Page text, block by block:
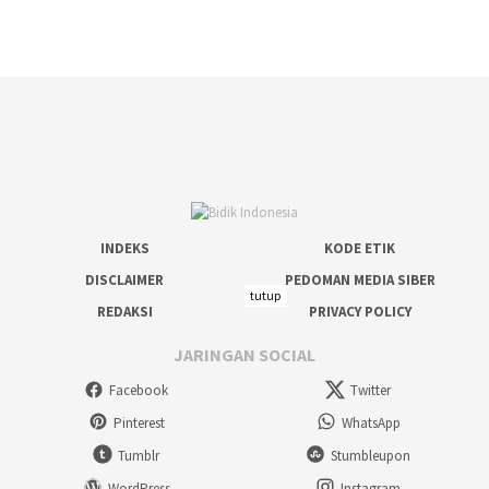
INDEKS
KODE ETIK
DISCLAIMER
PEDOMAN MEDIA SIBER
REDAKSI
PRIVACY POLICY
JARINGAN SOCIAL
Facebook
Twitter
Pinterest
WhatsApp
Tumblr
Stumbleupon
tutup